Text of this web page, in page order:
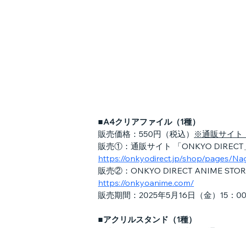
■A4クリアファイル（1種）
販売価格：550円（税込） ※通販サイト
販売①：通販サイト 「ONKYO DIRECT
https://onkyodirect.jp/shop/pages/
販売②：ONKYO DIRECT ANIME
https://onkyoanime.com/
販売期間：2025年5月16日（金）15：
■アクリルスタンド（1種）